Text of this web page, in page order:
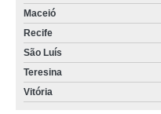
Maceió
Recife
São Luís
Teresina
Vitória